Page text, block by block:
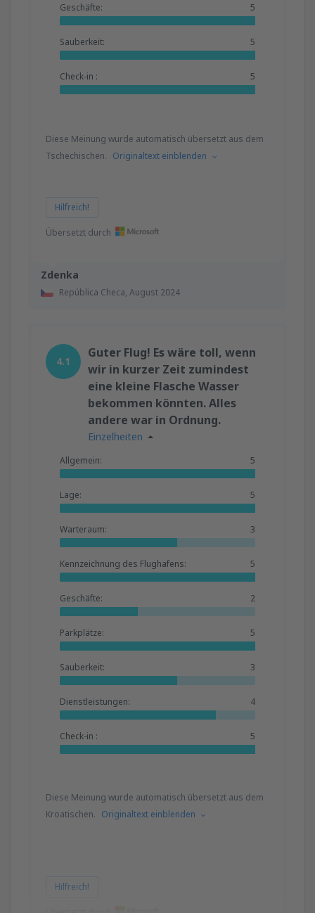
Zdenka
República Checa, August 2024
Geschäfte: 5
Sauberkeit: 5
Check-in : 5
Diese Meinung wurde automatisch übersetzt aus dem
Tschechischen. Originaltext einblenden
Hilfreich!
Übersetzt durch
4.1
Guter Flug! Es wäre toll, wenn
wir in kurzer Zeit zumindest
eine kleine Flasche Wasser
bekommen könnten. Alles
andere war in Ordnung.
Einzelheiten
Allgemein: 5
Lage: 5
Warteraum: 3
Kennzeichnung des Flughafens: 5
Geschäfte: 2
Parkplätze: 5
Sauberkeit: 3
Dienstleistungen: 4
Check-in : 5
Diese Meinung wurde automatisch übersetzt aus dem
Kroatischen. Originaltext einblenden
Hilfreich!